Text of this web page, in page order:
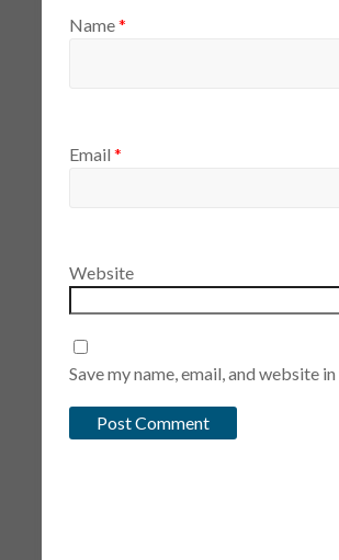
Name*
Email *
Website
Save my name, email, and website